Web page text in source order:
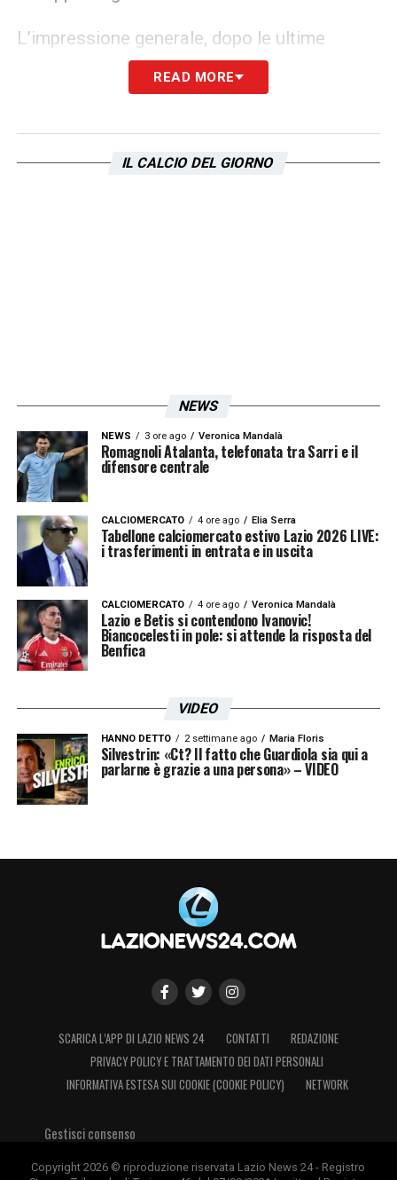
L’impressione generale, dopo le ultime
uscite, è che questaLaziosia sempre più
“sarriana”, tanto nella mentalità quanto
potrà togliersi molte soddisfazioni nella
READ MORE
IL CALCIO DEL GIORNO
NEWS
NEWS 3 ore ago Veronica Mandalà
Romagnoli Atalanta, telefonata tra Sarri e il
difensore centrale
CALCIOMERCATO 4 ore ago Elia Serra
Tabellone calciomercato estivo Lazio 2026 LIVE:
i trasferimenti in entrata e in uscita
CALCIOMERCATO 4 ore ago Veronica Mandalà
Lazio e Betis si contendono Ivanovic!
Biancocelesti in pole: si attende la risposta del
Benfica
VIDEO
HANNO DETTO 2 settimane ago Maria Floris
Silvestrin: «Ct? Il fatto che Guardiola sia qui a
parlarne è grazie a una persona» – VIDEO
SCARICA L’APP DI LAZIO NEWS 24 CONTATTI
REDAZIONE
PRIVACY POLICY E TRATTAMENTO DEI DATI PERSONALI
INFORMATIVA ESTESA SUI COOKIE (COOKIE POLICY)
NETWORK
Gestisci consenso
Copyright 2026 © riproduzione riservata Lazio News 24 - Registro